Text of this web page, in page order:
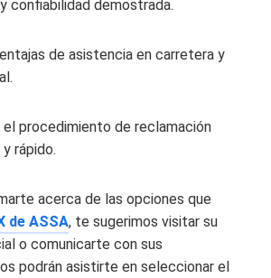
confiabilidad demostrada.
de asistencia en carretera y
el procedimiento de reclamación
rápido.
acerca de las opciones que
de ASSA, te sugerimos visitar su
o comunicarte con sus
podrán asistirte en seleccionar el